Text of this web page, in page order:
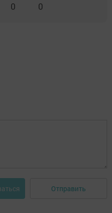
0 0
Отправить